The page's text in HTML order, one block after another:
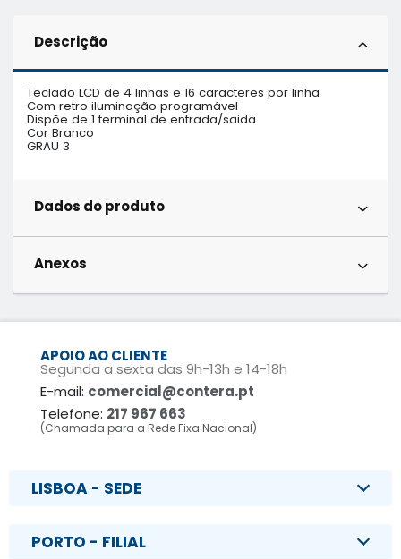
Descrição
Teclado LCD de 4 linhas e 16 caracteres por linha
Com retro iluminação programável
Dispõe de 1 terminal de entrada/saida
Cor Branco
GRAU 3
Dados do produto
Anexos
APOIO AO CLIENTE
Segunda a sexta das 9h-13h e 14-18h
E-mail: comercial@contera.pt
Telefone: 217 967 663
(Chamada para a Rede Fixa Nacional)
LISBOA - SEDE
PORTO - FILIAL